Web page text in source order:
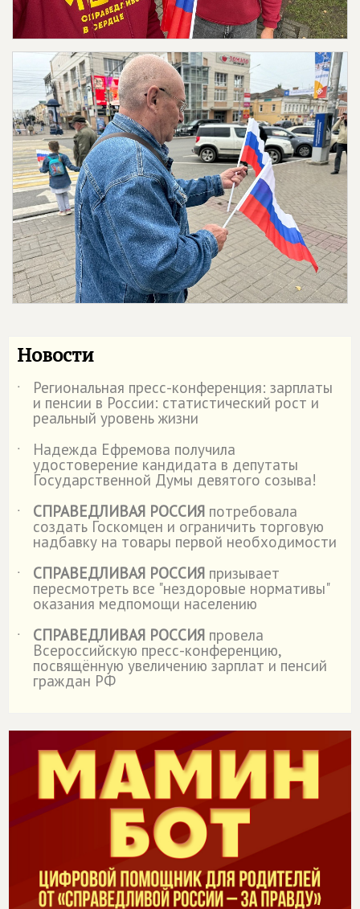
Новости
˙ Региональная пресс-конференция: зарплаты
и пенсии в России: статистический рост и
реальный уровень жизни
˙
Надежда Ефремова получила
удостоверение кандидата в депутаты
Государственной Думы девятого созыва!
˙
СПРАВЕДЛИВАЯ РОССИЯ потребовала
создать Госкомцен и ограничить торговую
надбавку на товары первой необходимости
˙
СПРАВЕДЛИВАЯ РОССИЯ призывает
пересмотреть все "нездоровые нормативы"
оказания медпомощи населению
˙
СПРАВЕДЛИВАЯ РОССИЯ провела
Всероссийскую пресс-конференцию,
посвящённую увеличению зарплат и пенсий
граждан РФ